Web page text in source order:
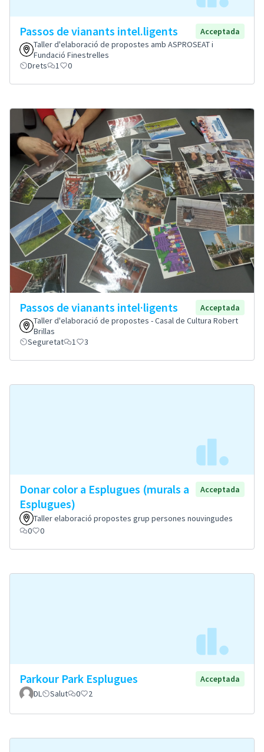
Passos de vianants intel.ligents
Acceptada
Taller d'elaboració de propostes amb ASPROSEAT i
Fundació Finestrelles
Drets
1 0
Passos de vianants intel·ligents
Acceptada
Taller d'elaboració de propostes - Casal de Cultura Robert
Brillas
Seguretat
1 3
Donar color a Esplugues (murals a
Esplugues)
Acceptada
Taller elaboració propostes grup persones nouvingudes
0
0
Parkour Park Esplugues
Acceptada
DL
Salut 0 2